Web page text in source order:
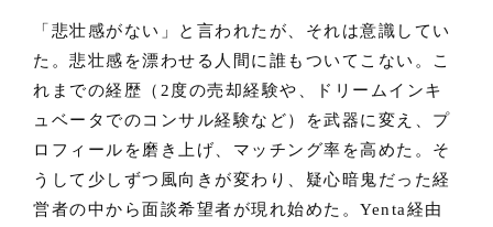
「悲壮感がない」と言われたが、それは意識してい
た。悲壮感を漂わせる人間に誰もついてこない。こ
れまでの経歴（2度の売却経験や、ドリームインキ
ュベータでのコンサル経験など）を武器に変え、プ
ロフィールを磨き上げ、マッチング率を高めた。そ
うして少しずつ風向きが変わり、疑心暗鬼だった経
営者の中から面談希望者が現れ始めた。Yenta経由